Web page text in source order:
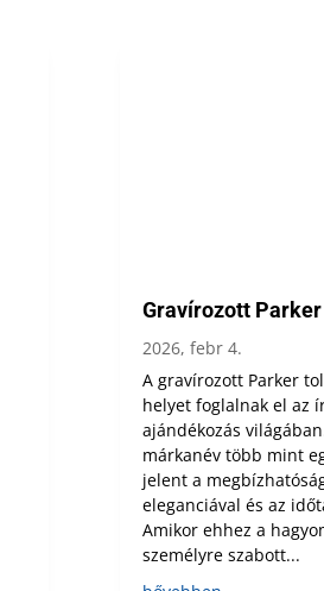
Gravírozott
2026, febr 4.
A gravírozott Parker
helyet foglalnak el az
ajándékozás
márkanév több mint
jelent a
eleganciával és az
Amikor ehhez a
személyre szabott...